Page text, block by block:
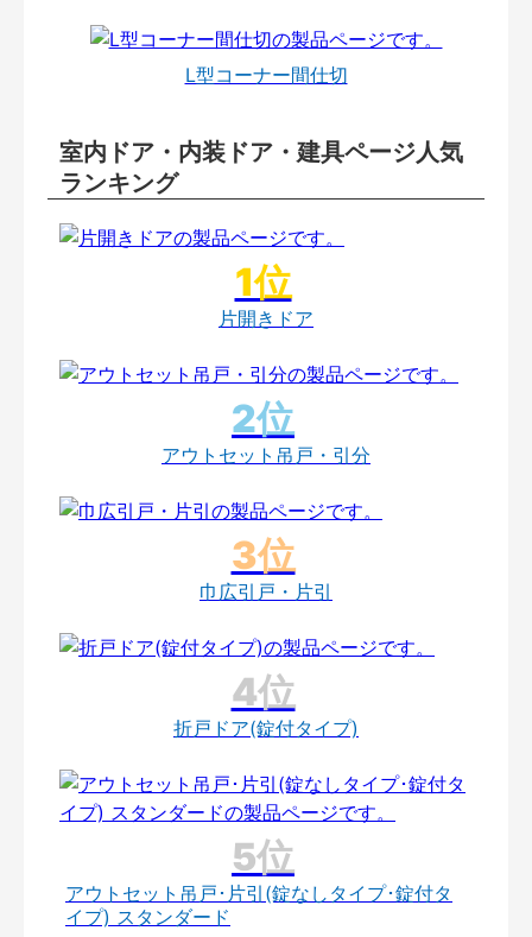
L型コーナー間仕切
室内ドア・内装ドア・建具ページ人気
ランキング
片開きドア
アウトセット吊戸・引分
巾広引戸・片引
折戸ドア(錠付タイプ)
アウトセット吊戸･片引(錠なしタイプ･錠付タ
イプ) スタンダード